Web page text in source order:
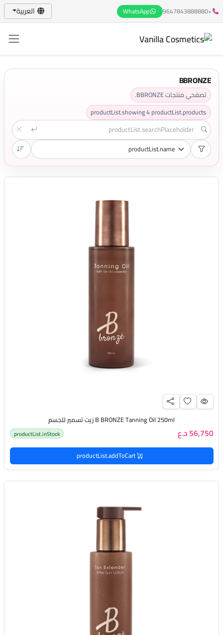
+9647843888880
WhatsApp العربية
BBRONZE
تصفحي منتجات BBRONZE.
productList.showing4productList.products
B BRONZE Tanning Oil 250ml زيت تسمير للجسم
56,750 د.ع productList.inStock
productList.addToCart